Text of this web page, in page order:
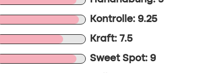
Kontrolle: 9.25
Kraft: 7.5
Sweet Spot: 9